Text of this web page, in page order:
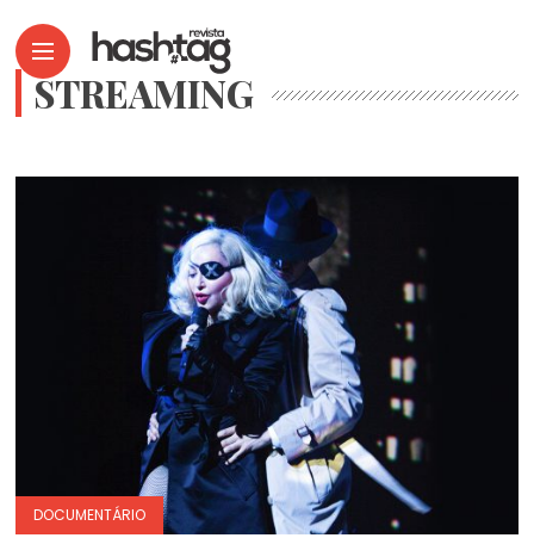
STREAMING
DOCUMENTÁRIO